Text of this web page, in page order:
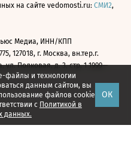
файлы и технологии
данным сайтом, вы
файлов cookie
с Политикой в
данных.
ОК
на сайте vedomosti.ru: СМИ2,
Медиа, ИНН/КПП
127018, г. Москва, вн.тер.г.
Полковая, д. 3, стр. 1 1999—